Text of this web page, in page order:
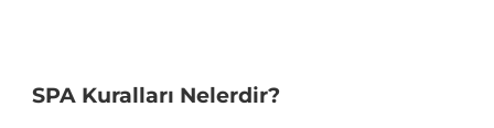
SPA Kuralları Nelerdir?